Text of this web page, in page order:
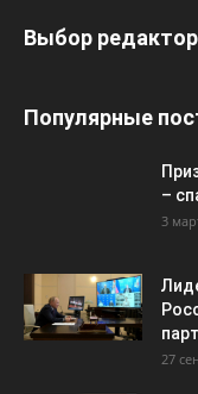
Выбор
Популярные
–
3
27